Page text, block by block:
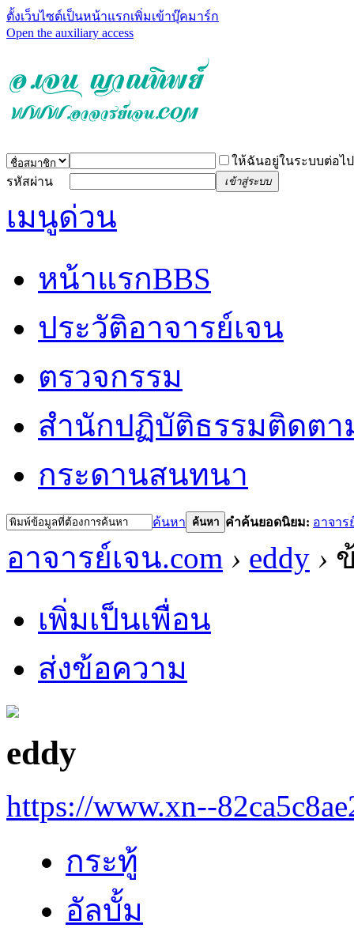
ตั้งเว็บไซต์เป็นหน้าแรกเพิ่มเข้าบุ๊คมาร์ก
Open the auxiliary access
ให้ฉันอยู่ในระบบต่อไป
รหัสผ่าน
เข้าสู่ระบบ
เมนูด่วน
หน้าแรกBBS
ประวัติอาจารย์เจน
ตรวจกรรม
สำนักปฏิบัติธรรมติดต
กระดานสนทนา
ค้นหา ค้นหา คำค้นยอดนิยม: อาจาร
อาจารย์เจน.com › eddy ›
เพิ่มเป็นเพื่อน
ส่งข้อความ
eddy
https://www.xn--
กระทู้
อัลบั้ม